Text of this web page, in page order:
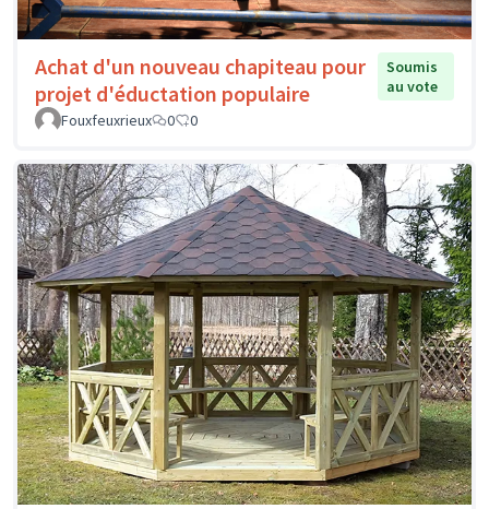
Achat d'un nouveau chapiteau pour
projet d'éductation populaire
Soumis
au vote
Fouxfeuxrieux
0 0